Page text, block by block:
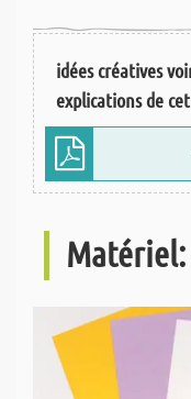
idées créatives
explications de
Matériel: